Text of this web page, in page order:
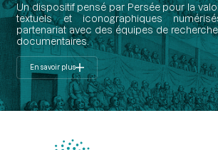
Un dispositif pensé par Persée pour la
textuels et iconographiques
partenariat avec des équipes de
documentaires.
En savoir plus